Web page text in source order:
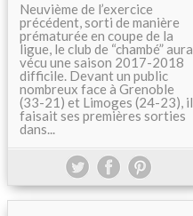
Neuvième de l’exercice
précédent, sorti de manière
prématurée en coupe de la
ligue, le club de “chambé” aura
vécu une saison 2017-2018
difficile. Devant un public
nombreux face à Grenoble
(33-21) et Limoges (24-23), il
faisait ses premières sorties
dans...